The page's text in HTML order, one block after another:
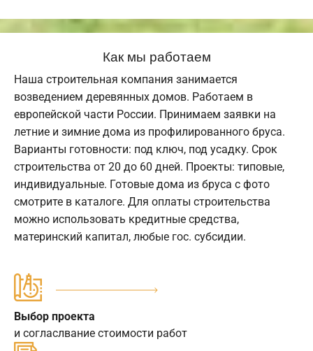
Как мы работаем
Наша строительная компания занимается
возведением деревянных домов. Работаем в
европейской части России. Принимаем заявки на
летние и зимние дома из профилированного бруса.
Варианты готовности: под ключ, под усадку. Срок
строительства от 20 до 60 дней. Проекты: типовые,
индивидуальные. Готовые дома из бруса с фото
смотрите в каталоге. Для оплаты строительства
можно использовать кредитные средства,
материнский капитал, любые гос. субсидии.
Выбор проекта
и согласлвание стоимости работ